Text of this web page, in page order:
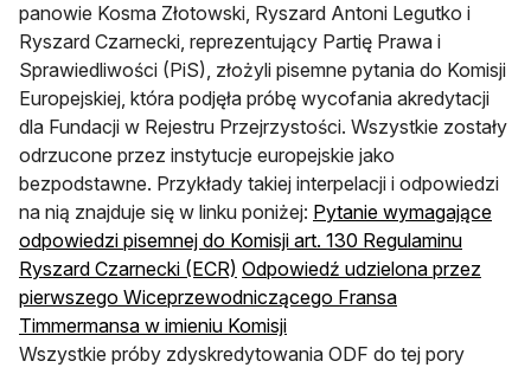
panowie Kosma Złotowski, Ryszard Antoni Legutko i
Ryszard Czarnecki, reprezentujący Partię Prawa i
Sprawiedliwości (PiS), złożyli pisemne pytania do Komisji
Europejskiej, która podjęła próbę wycofania akredytacji
dla Fundacji w Rejestru Przejrzystości. Wszystkie zostały
odrzucone przez instytucje europejskie jako
bezpodstawne. Przykłady takiej interpelacji i odpowiedzi
na nią znajduje się w linku poniżej: Pytanie wymagające
odpowiedzi pisemnej do Komisji art. 130 Regulaminu
Ryszard Czarnecki (ECR) Odpowiedź udzielona przez
pierwszego Wiceprzewodniczącego Fransa
Timmermansa w imieniu Komisji
Wszystkie próby zdyskredytowania ODF do tej pory